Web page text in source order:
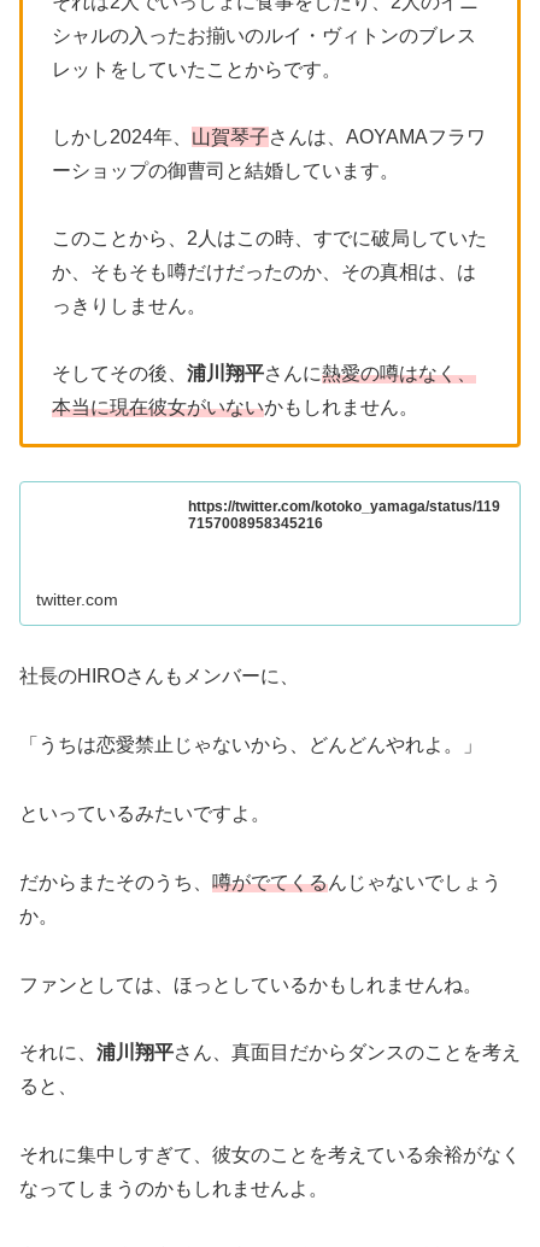
シャルの入ったお揃いのルイ・ヴィトンのブレス
レットをしていたことからです。
しかし2024年、 山賀琴子さんは、AOYAMAフラワ
ーショップの御曹司と結婚しています。
このことから、2人はこの時、すでに破局していた
か、そもそも噂だけだったのか、その真相は、は
っきりしません。
そしてその後、 浦川翔平さんに熱愛の噂はなく、
本当に現在彼女がいないかもしれません。
https://twitter.com/kotoko_yamaga/status/119
7157008958345216
twitter.com
社長のHIROさんもメンバーに、
「うちは恋愛禁止じゃないから、どんどんやれよ。」
といっているみたいですよ。
だからまたそのうち、 噂がでてくるんじゃないでしょう
か。
ファンとしては、ほっとしているかもしれませんね。
それに、 浦川翔平さん、真面目だからダンスのことを考え
ると、
それに集中しすぎて、彼女のことを考えている余裕がなく
なってしまうのかもしれませんよ。